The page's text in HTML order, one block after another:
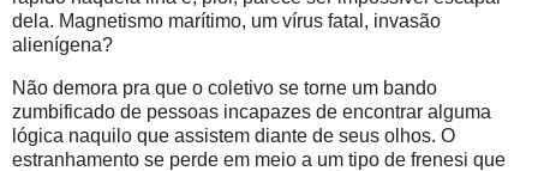
dela. Magnetismo marítimo, um vírus fatal, invasão
alienígena?
Não demora pra que o coletivo se torne um bando
zumbificado de pessoas incapazes de encontrar alguma
lógica naquilo que assistem diante de seus olhos. O
estranhamento se perde em meio a um tipo de frenesi que